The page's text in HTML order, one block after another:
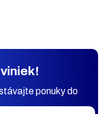
ponuky do